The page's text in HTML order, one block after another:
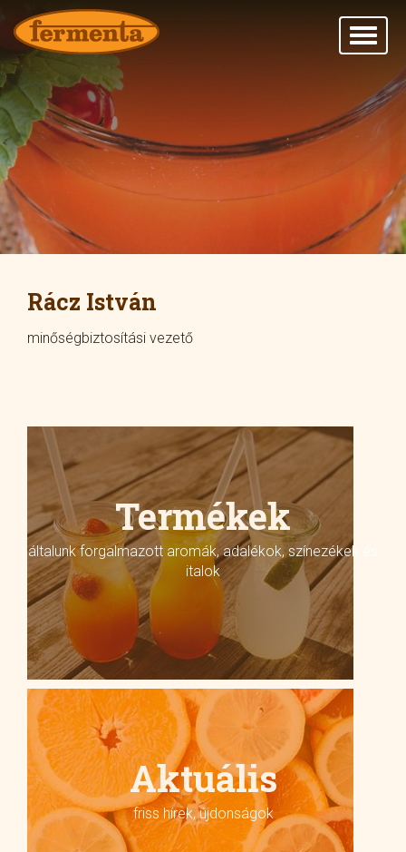
Rácz István
minőségbiztosítási vezető
Termékek
általunk forgalmazott aromák, adalékok, színezékek és
italok
Aktuális
friss hírek, újdonságok